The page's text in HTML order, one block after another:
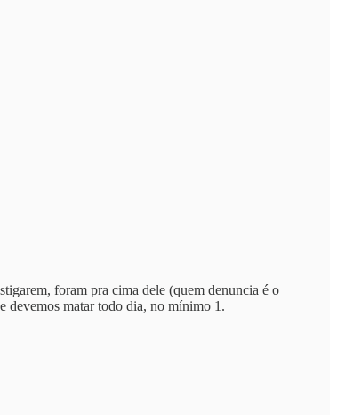
foram pra cima dele (quem denuncia é o
devemos matar todo dia, no mínimo 1.